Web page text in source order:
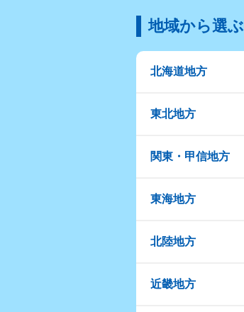
地域から選ぶ
北海道地方
東北地方
関東・甲信地方
東海地方
北陸地方
近畿地方